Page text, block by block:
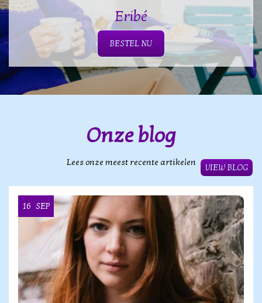
Eribé
BESTEL NU
Onze blog
Lees onze meest recente artikelen
VIEW BLOG
16 SEP